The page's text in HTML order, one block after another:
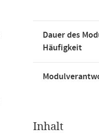
Dauer des
Häufigkeit
Inhalt